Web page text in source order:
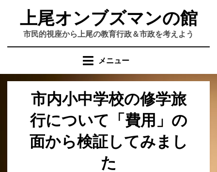
上尾オンブズマンの館
市民的視座から上尾の教育行政＆市政を考えよう
メニュー
市内小中学校の修学旅
行について「費用」の
面から検証してみまし
た